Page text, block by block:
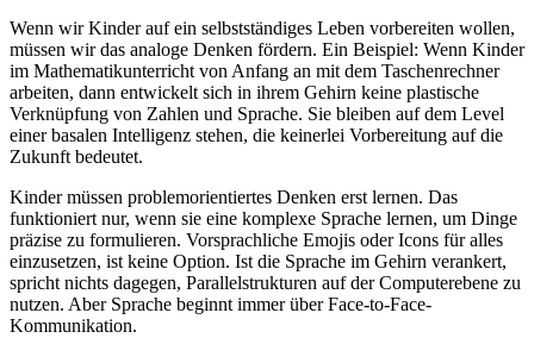
Wenn wir Kinder auf ein selbstständiges Leben vorbereiten wollen,
müssen wir das analoge Denken fördern. Ein Beispiel: Wenn Kinder
im Mathematikunterricht von Anfang an mit dem Taschenrechner
arbeiten, dann entwickelt sich in ihrem Gehirn keine plastische
Verknüpfung von Zahlen und Sprache. Sie bleiben auf dem Level
einer basalen Intelligenz stehen, die keinerlei Vorbereitung auf die
Zukunft bedeutet.
Kinder müssen problemorientiertes Denken erst lernen. Das
funktioniert nur, wenn sie eine komplexe Sprache lernen, um Dinge
präzise zu formulieren. Vorsprachliche Emojis oder Icons für alles
einzusetzen, ist keine Option. Ist die Sprache im Gehirn verankert,
spricht nichts dagegen, Parallelstrukturen auf der Computerebene zu
nutzen. Aber Sprache beginnt immer über Face-to-Face-
Kommunikation.